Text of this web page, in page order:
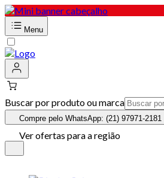
Menu
Buscar por produto ou marca
Compre pelo WhatsApp: (21) 97971-2181
Ver ofertas para a região